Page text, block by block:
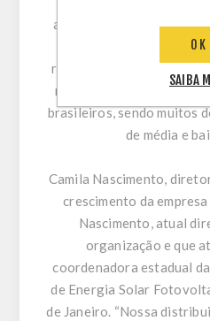
atuação, já forneceu ao
mais de 8 mil projetos
residências, comércios,
rurais no País,
brasileiros, sendo muitos
de média e
Camila Nascimento,
crescimento da
Nascimento, atual
organização e que
coordenadora estadual
de Energia Solar
de Janeiro. “Nossa
OK
SAIBA